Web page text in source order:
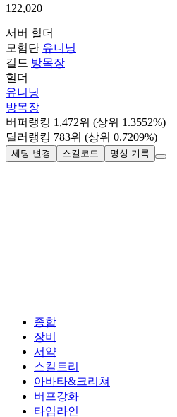
122,020
서버 힐더
모험단 유니닝
길드 방목장
힐더
유니닝
방목장
버퍼랭킹 1,472위 (상위 1.3552%)
딜러랭킹 783위 (상위 0.7209%)
세팅 변경 스킬코드 명성 기록
종합
장비
서약
스킬트리
아바타&크리쳐
버프강화
타임라인